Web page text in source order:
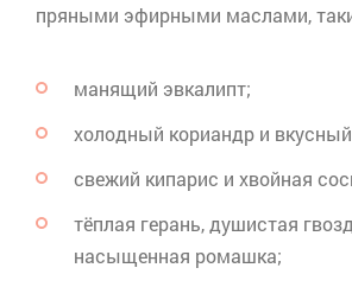
пряными эфирными маслами,
манящий эвкалипт;
холодный кориандр и
свежий кипарис и хвойная
тёплая герань, душистая
насыщенная ромашка;